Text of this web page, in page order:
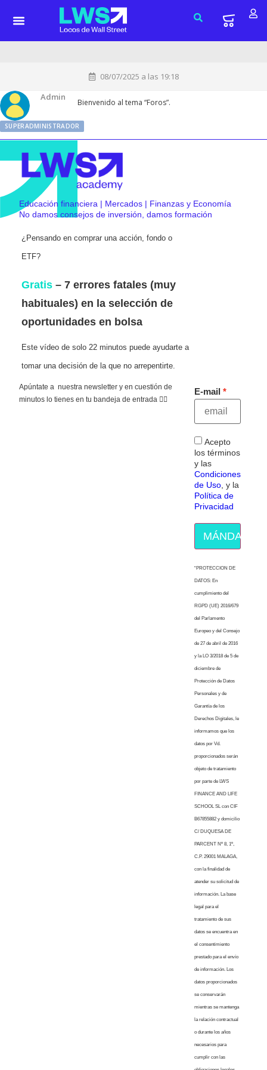
08/07/2025 a las 19:18
Admin
SUPERADMINISTRADOR
Bienvenido al tema “Foros”.
Educación financiera | Mercados | Finanzas y Economía
No damos consejos de inversión, damos formación
¿Pensando en comprar una acción, fondo o
ETF?
Gratis – 7 errores fatales (muy
habituales) en la selección de
oportunidades en bolsa
Este vídeo de solo 22 minutos puede ayudarte a
tomar una decisión de la que no arrepentirte.
Apúntate a nuestra newsletter y en cuestión de
minutos lo tienes en tu bandeja de entrada 👇🏻
E-mail
Acepto
los términos
y las
Condiciones
de Uso, y la
Política de
Privacidad
MÁNDAME
“PROTECCION DE
DATOS: En
cumplimiento del
RGPD (UE) 2016/679
del Parlamento
Europeo y del Consejo
de 27 de abril de 2016
y la LO 3/2018 de 5 de
diciembre de
Protección de Datos
Personales y de
Garantía de los
Derechos Digitales, le
informamos que los
datos por Vd.
proporcionados serán
objeto de tratamiento
por parte de LWS
FINANCE AND LIFE
SCHOOL SL con CIF
B67855882 y domicilio
C/ DUQUESA DE
PARCENT Nº 8, 1º,
C.P. 29001 MALAGA,
con la finalidad de
atender su solicitud de
información. La base
legal para el
tratamiento de sus
datos se encuentra en
el consentimiento
prestado para el envío
de información. Los
datos proporcionados
se conservarán
mientras se mantenga
la relación contractual
o durante los años
necesarios para
cumplir con las